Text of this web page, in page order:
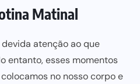
Matinal
atenção ao que
entanto, esses momentos
no nosso corpo e